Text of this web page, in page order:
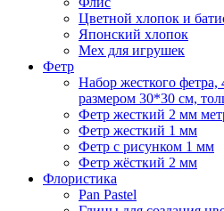
Цветной хлопок и
Японский хлопок
Мех для игрушек
Фетр
Набор жесткого фетра,
размером 30*30 см,
Фетр жесткий 2 мм
Фетр жесткий 1 мм
Фетр с рисунком 1 мм
Фетр жёсткий 2 мм
Флористика
Pan Pastel